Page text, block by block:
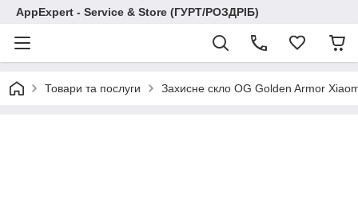
AppExpert - Service & Store (ГУРТ/РОЗДРІБ)
Товари та послуги Захисне скло OG Golden Armor